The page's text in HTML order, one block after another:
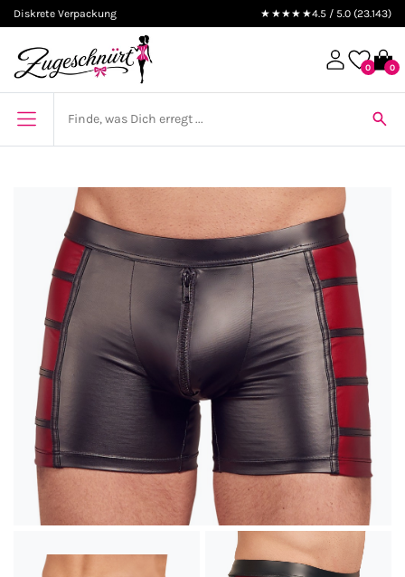
Diskrete Verpackung ★★★★★4.5 / 5.0 (23.143)
0 0